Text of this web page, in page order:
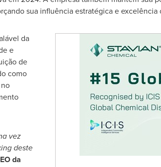
sua influência estratégica e
da
e
de
como
vez
deste
da